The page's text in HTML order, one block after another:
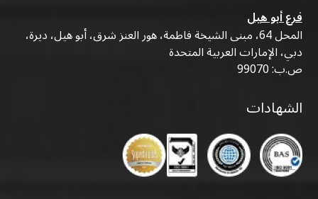
فرع أبو هيل
المحل 64، مبنى الشيخة فاطمة، هور العنز شرق، أبو هيل، ديرة،
دبي، الإمارات العربية المتحدة
ص.ب: 99070
الشهادات